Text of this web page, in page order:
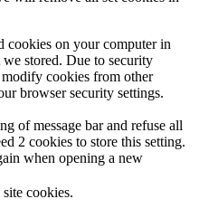
cookies on your computer in
stored. Due to security
cookies from other
browser security settings.
of message bar and refuse all
2 cookies to store this setting.
when opening a new
cookies.